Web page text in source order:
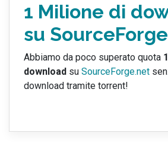
1 Milione di
su
Abbiamo da poco superato quota
download su SourceForge.net
download tramite torrent!